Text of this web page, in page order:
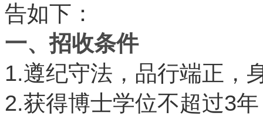
告如下：
一、招收条件
1.遵纪守法，品行端正，
2.获得博士学位不超过3